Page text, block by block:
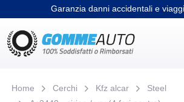
Garanzia danni accidentali e
Home Cerchi Kfz alcar
Steel